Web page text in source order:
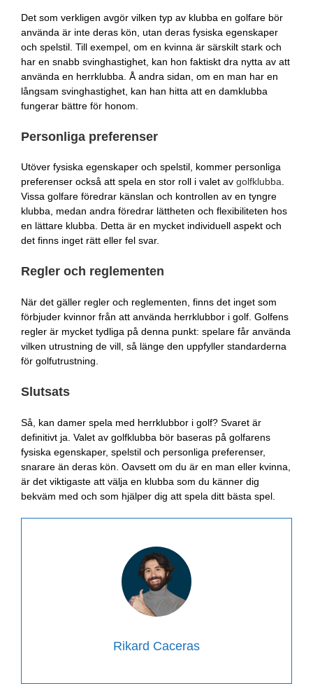
Det som verkligen avgör vilken typ av klubba en golfare bör
använda är inte deras kön, utan deras fysiska egenskaper
och spelstil. Till exempel, om en kvinna är särskilt stark och
har en snabb svinghastighet, kan hon faktiskt dra nytta av att
använda en herrklubba. Å andra sidan, om en man har en
långsam svinghastighet, kan han hitta att en damklubba
fungerar bättre för honom.
Personliga preferenser
Utöver fysiska egenskaper och spelstil, kommer personliga
preferenser också att spela en stor roll i valet av golfklubba.
Vissa golfare föredrar känslan och kontrollen av en tyngre
klubba, medan andra föredrar lättheten och flexibiliteten hos
en lättare klubba. Detta är en mycket individuell aspekt och
det finns inget rätt eller fel svar.
Regler och reglementen
När det gäller regler och reglementen, finns det inget som
förbjuder kvinnor från att använda herrklubbor i golf. Golfens
regler är mycket tydliga på denna punkt: spelare får använda
vilken utrustning de vill, så länge den uppfyller standarderna
för golfutrustning.
Slutsats
Så, kan damer spela med herrklubbor i golf? Svaret är
definitivt ja. Valet av golfklubba bör baseras på golfarens
fysiska egenskaper, spelstil och personliga preferenser,
snarare än deras kön. Oavsett om du är en man eller kvinna,
är det viktigaste att välja en klubba som du känner dig
bekväm med och som hjälper dig att spela ditt bästa spel.
Rikard Caceras